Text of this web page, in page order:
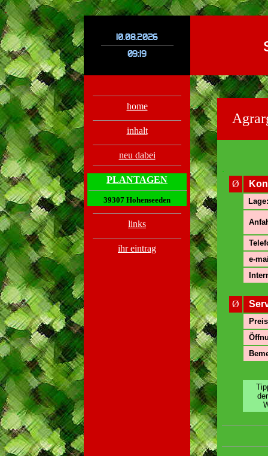
.
home
inhalt
neu dabei
PLANTAGEN
39307 Hohenseeden
links
ihr eintrag
.
Ø
Lage:
e-
Ø